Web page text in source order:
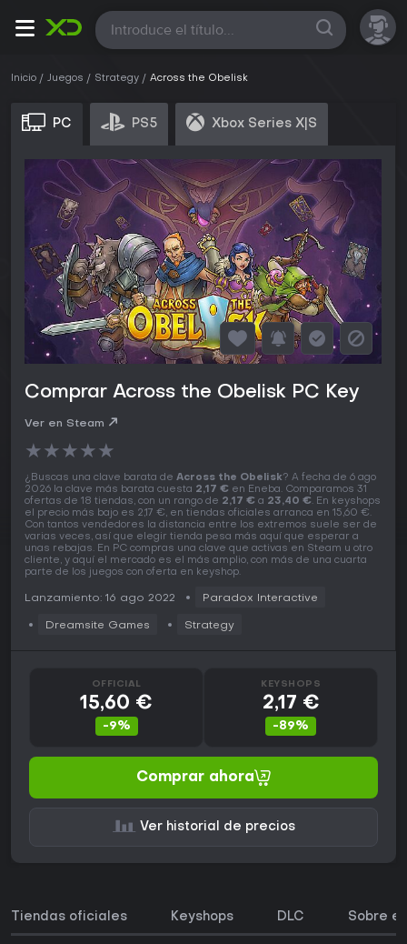
Todas
Inicio Juegos Strategy Across the Obelisk
PC PS5 Xbox Series X|S
Comprar Across the Obelisk PC Key
Ver en Steam
★★★★★
¿Buscas una clave barata de Across the Obelisk? A fecha de 6 ago
2026 la clave más barata cuesta 2,17 € en Eneba. Comparamos 31
ofertas de 18 tiendas, con un rango de 2,17 € a 23,40 €. En keyshops
el precio más bajo es 2,17 €, en tiendas oficiales arranca en 15,60 €.
Con tantos vendedores la distancia entre los extremos suele ser de
varias veces, así que elegir tienda pesa más aquí que esperar a
unas rebajas. En PC compras una clave que activas en Steam u otro
cliente, y aquí el mercado es el más amplio, con más de una cuarta
parte de los juegos con oferta en keyshop.
Lanzamiento: 16 ago 2022 Paradox Interactive
Dreamsite Games Strategy
OFFICIAL
15,60 €
-9%
KEYSHOPS
2,17 €
-89%
Comprar ahora
Ver historial de precios
Tiendas oficiales Keyshops DLC Sobre